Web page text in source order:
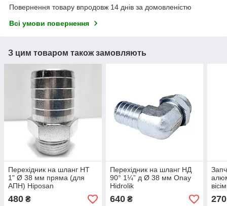
Повернення товару впродовж 14 днів за домовленістю
Всі умови повернення
З цим товаром також замовляють
Перехідник на шланг НТ
1" Ø 38 мм пряма (для
АПН) Hiposan
480 ₴
Перехідник на шланг НД
90° 1¼” д Ø 38 мм Onay
Hidrolik
640₴ 270